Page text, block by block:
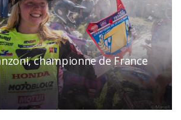
championne de France